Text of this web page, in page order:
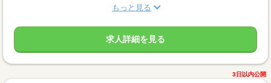
もっと見る
求人詳細を見る
3日以内公開